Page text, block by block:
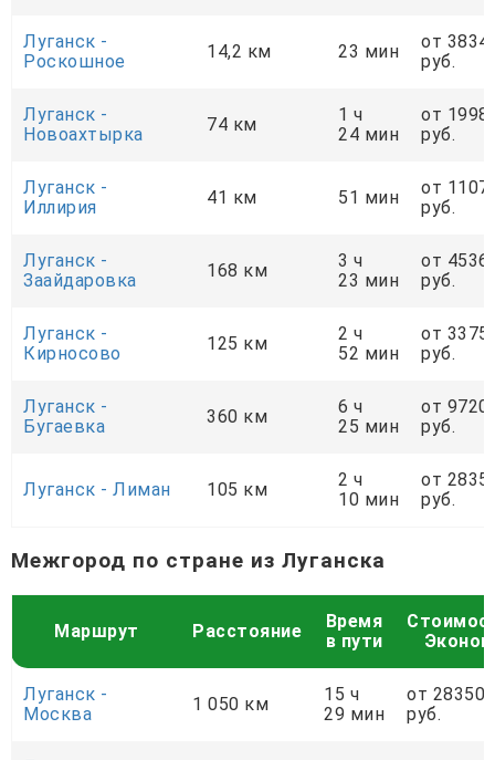
Луганск -
Роскошное
14,2 км 23 мин
от 3834
руб.
Луганск -
Новоахтырка
74 км
1 ч
24 мин
от 1998
руб.
Луганск -
Иллирия
41 км 51 мин
от 1107
руб.
Луганск -
Заайдаровка
168 км
3 ч
23 мин
от 4536
руб.
Луганск -
Кирносово
125 км
2 ч
52 мин
от 3375
руб.
Луганск -
Бугаевка
360 км
6 ч
25 мин
от 9720
руб.
Луганск - Лиман 105 км
2 ч
10 мин
от 2835
руб.
Межгород по стране из Луганска
Маршрут Расстояние
Время
в пути
Эконом
Луганск -
Москва
1 050 км
15 ч
29 мин
от 28350
руб.